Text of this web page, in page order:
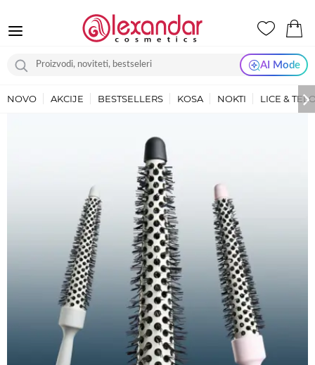
AI Mode
NOVO AKCIJE BESTSELLERS KOSA NOKTI LICE &